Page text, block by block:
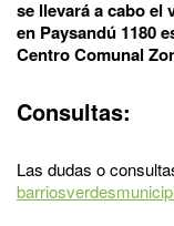
se llevará a cabo el
en Paysandú 1180
Centro Comunal
Consultas:
Las dudas o